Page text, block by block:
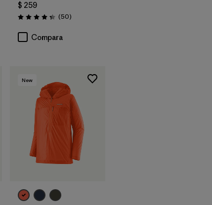
$ 259
Valoración: 4.3 / 5
(50Comentarios
)
Compara
New